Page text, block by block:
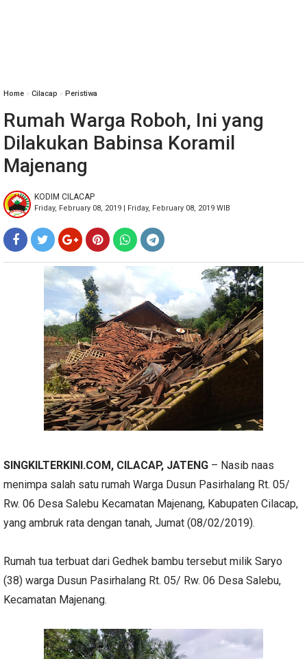
Home » Cilacap » Peristiwa
Rumah Warga Roboh, Ini yang
Dilakukan Babinsa Koramil
Majenang
KODIM CILACAP
Friday, February 08, 2019 | Friday, February 08, 2019 WIB
SINGKILTERKINI.COM, CILACAP, JATENG – Nasib naas
menimpa salah satu rumah Warga Dusun Pasirhalang Rt. 05/
Rw. 06 Desa Salebu Kecamatan Majenang, Kabupaten Cilacap,
yang ambruk rata dengan tanah, Jumat (08/02/2019).
Rumah tua terbuat dari Gedhek bambu tersebut milik Saryo
(38) warga Dusun Pasirhalang Rt. 05/ Rw. 06 Desa Salebu,
Kecamatan Majenang.